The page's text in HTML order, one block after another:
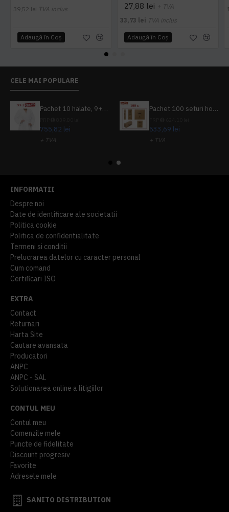
39,52 lei TVA inclus
Adaugă în Coş
27,88 lei + TVA
33,73 lei TVA inclus
Adaugă în Coş
CELE MAI POPULARE
Pachet 10 halate, 9+1 gratuit
755,82 lei
+ TVA
Pachet 100 seturi hoteliere, set dentar, set barbierit, casca de dus, pila unghii, set cusut
533,69 lei
+ TVA
INFORMATII
Despre noi
Date de identificare ale societatii
Politica cookie
Politica de confidentialitate
Termeni si conditii
Prelucrarea datelor cu caracter personal
Cum comand
Certificari ISO
EXTRA
Contact
Returnari
Harta Site
Cautare avansata
Producatori
ANPC
ANPC - SAL
Solutionarea online a litigiilor
CONTUL MEU
Contul meu
Comenzile mele
Puncte de fidelitate
Discount progresiv
Favorite
Adresele mele
SANITO DISTRIBUTION